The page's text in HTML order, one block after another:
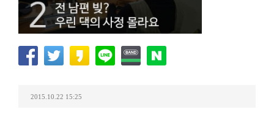
2015.10.22 15:25